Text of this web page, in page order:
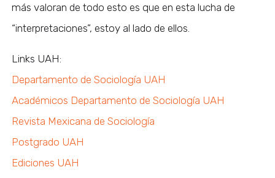
más valoran de todo esto es que en esta lucha de
“interpretaciones”, estoy al lado de ellos.
Links UAH:
Departamento de Sociología UAH
Académicos Departamento de Sociología UAH
Revista Mexicana de Sociología
Postgrado UAH
Ediciones UAH